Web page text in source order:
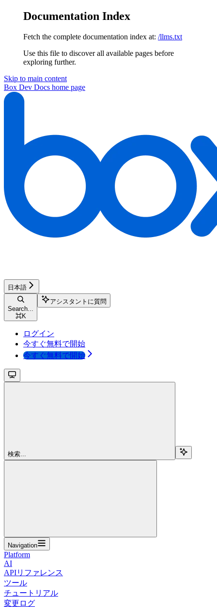
Documentation Index
Fetch the complete documentation index at: /llms.txt
Use this file to discover all available pages before
exploring further.
Skip to main content
Box Dev Docs home page
日本語
Search...
⌘K
アシスタントに質問
ログイン
今すぐ無料で開始
今すぐ無料で開始
検索...
Navigation
Platform
AI
APIリファレンス
ツール
チュートリアル
変更ログ